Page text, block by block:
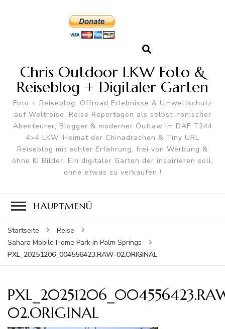
Chris Outdoor LKW Foto &
Reiseblog + Digitaler Garten
Foto + Reiseblog, Offroad Erlebnisse & Umweltschutz
auf Weltreise. Reise Reportagen als selbst ironischer
Abenteurer, Blogger & moderner Outlaw im DAF T244
4×4 LKW. Heimat der Chinadrachen & Tiny URL
Reiseblog mit echter Erfahrung, frei von Werbung &
ohne KI Bilder. Ein digitaler Garten der inspirieren soll,
ohne etwas zu verkaufen !
HAUPTMENÜ
Startseite
Reise
Sahara Mobile Home Park in Palm Springs
PXL_20251206_004556423.RAW-02.ORIGINAL
02.ORIGINAL